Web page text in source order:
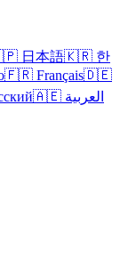
日本語🇰🇷 한
🇫🇷 Français🇩🇪
🇦🇪 العربية